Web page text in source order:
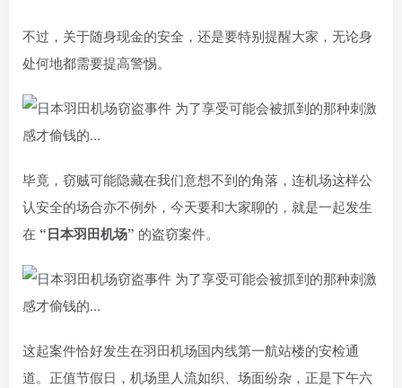
不过，关于随身现金的安全，还是要特别提醒大家，无论身
处何地都需要提高警惕。
毕竟，窃贼可能隐藏在我们意想不到的角落，连机场这样公
认安全的场合亦不例外，今天要和大家聊的，就是一起发生
在 “日本羽田机场” 的盗窃案件。
这起案件恰好发生在羽田机场国内线第一航站楼的安检通
道。正值节假日，机场里人流如织、场面纷杂，正是下午六